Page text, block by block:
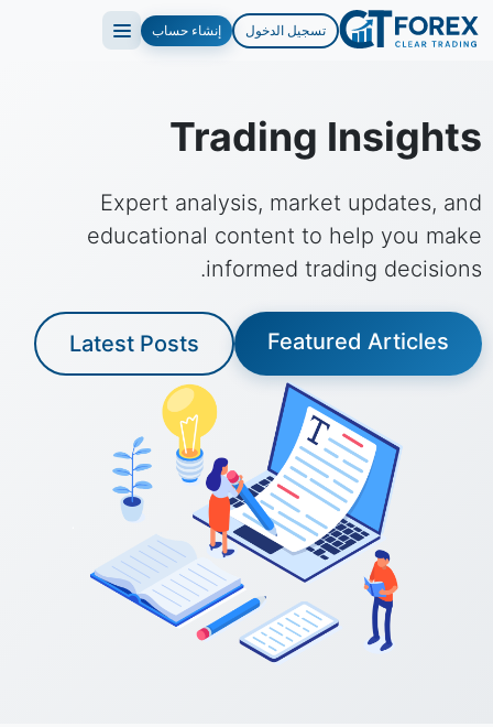
تسجيل الدخول إنشاء حساب
Trading Insights
Expert analysis, market updates, and
educational content to help you make
informed trading decisions.
Featured Articles
Latest Posts